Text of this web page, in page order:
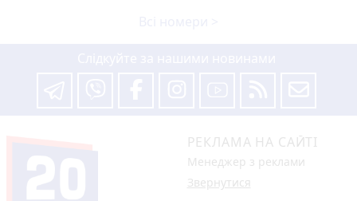
РЕКЛАМА НА САЙТІ
Менеджер з реклами
Звернутися